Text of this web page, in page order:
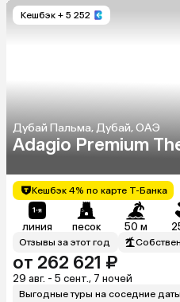
Кешбэк + 5 252
Дубай Пальма, Дубай, ОАЭ
Adagio Premium
Кешбэк 4% по карте Т-Банка
линия песок 50 м
Отзывы за этот год
от 262 621 ₽
29 авг. - 5 сент., 7 ночей
Выгодные туры на соседние даты